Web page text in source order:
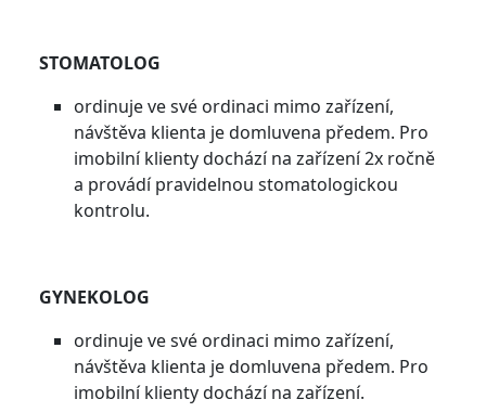
STOMATOLOG
ordinuje ve své ordinaci mimo zařízení,
návštěva klienta je domluvena předem. Pro
imobilní klienty dochází na zařízení 2x ročně
a provádí pravidelnou stomatologickou
kontrolu.
GYNEKOLOG
ordinuje ve své ordinaci mimo zařízení,
návštěva klienta je domluvena předem. Pro
imobilní klienty dochází na zařízení.